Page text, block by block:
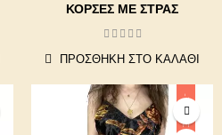
ΚΟΡΣΕΣ ΜΕ ΣΤΡΑΣ
ΠΡΟΣΘΉΚΗ ΣΤΟ ΚΑΛΆΘΙ
-10,00 €